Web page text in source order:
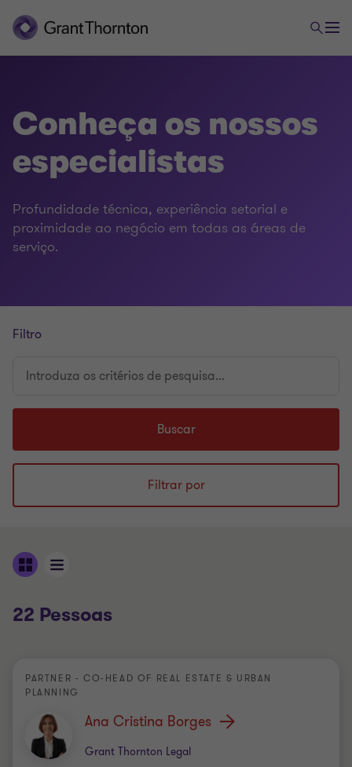
Conheça os nossos
especialistas
Profundidade técnica, experiência setorial e
proximidade ao negócio em todas as áreas de
serviço.
Filtro
Filtrar por
Buscar
22 Pessoas
PARTNER - CO-HEAD OF REAL ESTATE & URBAN
PLANNING
Ana Cristina Borges
Grant Thornton Legal
Escritório